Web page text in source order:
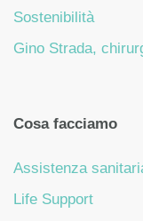
Sostenibilità
Gino Strada,
Cosa facciamo
Assistenza
Life Support